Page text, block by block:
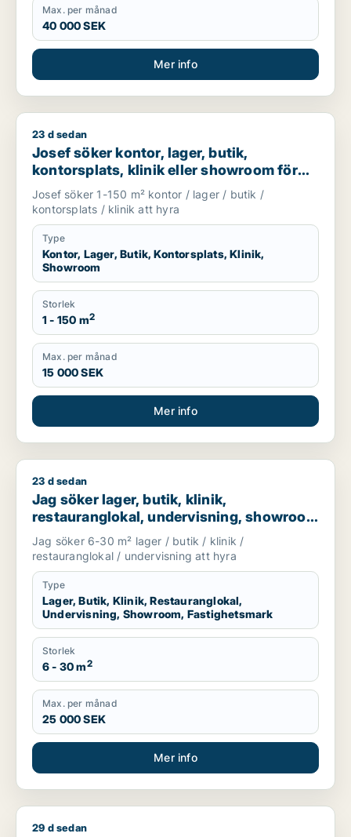
Max. per månad
40 000 SEK
Mer info
Josef söker kontor, lager, butik, kontorsplats, klinik eller
23 d sedan
Josef söker kontor, lager, butik,
kontorsplats, klinik eller showroom för
uthyrning i Göteborg
Josef söker 1-150 m² kontor / lager / butik /
kontorsplats / klinik att hyra
Type
Kontor, Lager, Butik, Kontorsplats, Klinik,
Showroom
Storlek
1 - 150 m2
Max. per månad
15 000 SEK
Mer info
Jag söker lager, butik, klinik, restauranglokal,
23 d sedan
Jag söker lager, butik, klinik,
restauranglokal, undervisning, showroom
eller fastighetsmark för uthyrning i
Lundby, Göteborg eller Askim-Frölunda-
Högsbo m.fl.
Jag söker 6-30 m² lager / butik / klinik /
restauranglokal / undervisning att hyra
Type
Lager, Butik, Klinik, Restauranglokal,
Undervisning, Showroom, Fastighetsmark
Storlek
6 - 30 m2
Max. per månad
25 000 SEK
Mer info
Daniel söker lager eller industrilokal för uthyrning i Norra
29 d sedan